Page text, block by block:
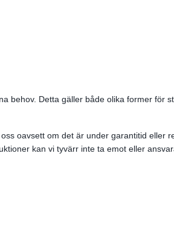
behov. Detta gäller både olika former för
oavsett om det är under garantitid eller
kan vi tyvärr inte ta emot eller